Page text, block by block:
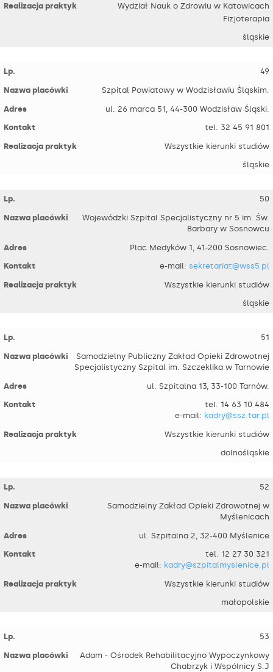
Wydział Nauk o Zdrowiu w Katowicach
Fizjoterapia
śląskie
49
Szpital Powiatowy w Wodzisławiu Śląskim.
ul. 26 marca 51, 44-300 Wodzisław Śląski.
tel. 32 45 91 801
Wszystkie kierunki studiów
śląskie
50
Wojewódzki Szpital Specjalistyczny nr 5 im. Św.
Barbary w Sosnowcu
Plac Medyków 1, 41-200 Sosnowiec.
e-mail: sekretariat@wss5.pl
Wszystkie kierunki studiów
śląskie
51
Samodzielny Publiczny Zakład Opieki Zdrowotnej
Specjalistyczny Szpital im. Szczeklika w Tarnowie
ul. Szpitalna 13, 33-100 Tarnów.
tel. 14 63 10 484
e-mail: kadry@ssz.tar.pl
Wszystkie kierunki studiów
dolnośląskie
52
Samodzielny Zakład Opieki Zdrowotnej w
Myślenicach
ul. Szpitalna 2, 32-400 Myślenice
tel. 12 27 30 321
e-mail: kadry@szpitalmyslenice.pl
Wszystkie kierunki studiów
małopolskie
53
Adam - Ośrodek Rehabilitacyjno Wypoczynkowy
Chabrzyk i Wspólnicy S.J